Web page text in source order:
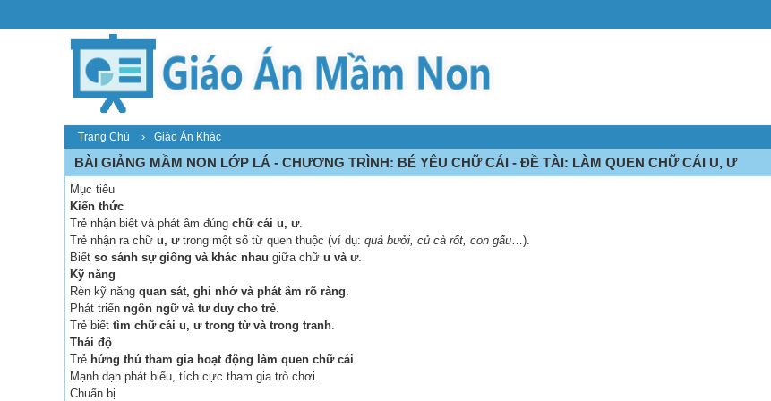
Trang Chủ › Giáo Án Khác
BÀI GIẢNG MẦM NON LỚP LÁ - CHƯƠNG TRÌNH: BÉ YÊU CHỮ CÁI - ĐỀ TÀI: LÀM QUEN CHỮ CÁI U, Ư
Mục tiêu
Kiến thức
Trẻ nhận biết và phát âm đúng chữ cái u, ư.
Trẻ nhận ra chữ u, ưtrong một số từ quen thuộc (ví dụ: quả bưởi, củ cà rốt, con gấu …).
Biết so sánh sự giống và khác nhau giữa chữ u và ư.
Kỹ năng
Rèn kỹ năng quan sát, ghi nhớ và phát âm rõ ràng
Phát triển ngôn ngữ và tư duy cho trẻ
Trẻ biết tìm chữ cái u, ư trong từ và trong tranh
Thái độ
Trẻ hứng thú tham gia hoạt động làm quen chữ cái
Mạnh dạn phát biểu, tích cực tham gia trò chơi.
Chuẩn bị